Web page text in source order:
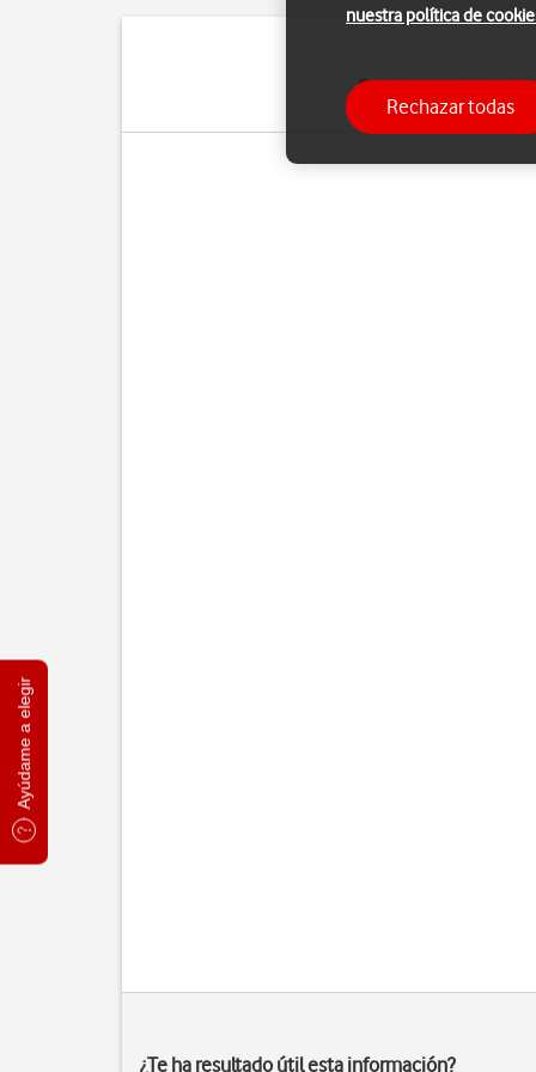
Ayúdame a elegir
Puedes ver cuántos
¿Te ha resultado útil esta información?
nuestra política de
Rechazar todas